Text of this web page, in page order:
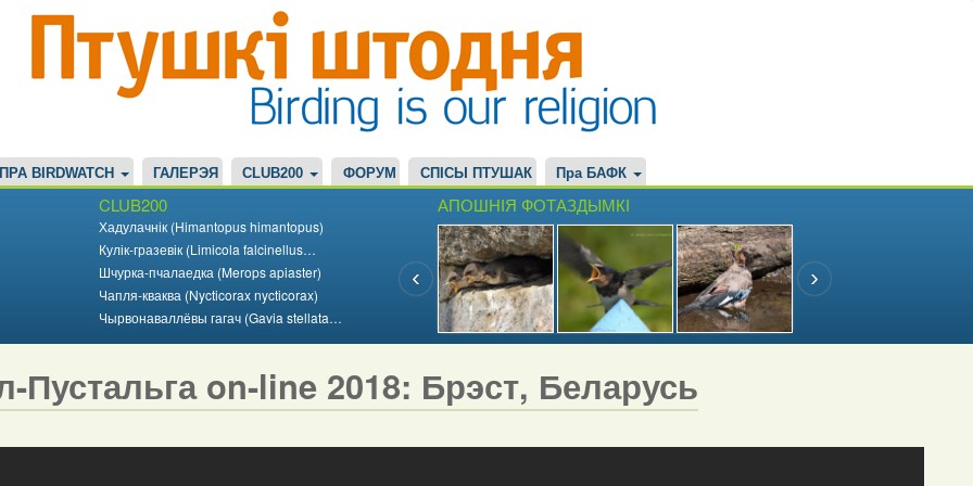
ПРА BIRDWATCH ГАЛЕРЭЯ CLUB200 ФОРУМ СПІСЫ ПТУШАК Пра БАФК
CLUB200
Хадулачнік (Himantopus himantopus)
Кулік-гразевік (Limicola falcinellus…
Шчурка-пчалаедка (Merops apiaster)
Чапля-кваква (Nycticorax nycticorax)
Чырвонаваллёвы гагач (Gavia stellata…
АПОШНІЯ ФОТАЗДЫМКІ
Пустальга on-line 2018: Брэст, Беларусь